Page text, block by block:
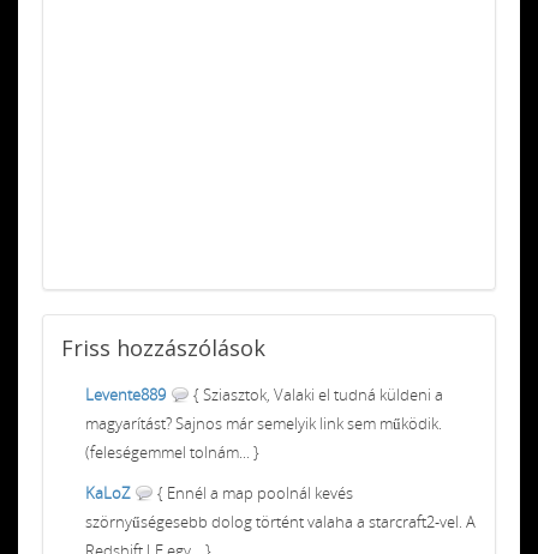
Friss hozzászólások
Levente889
{ Sziasztok, Valaki el tudná küldeni a
magyarítást? Sajnos már semelyik link sem működik.
(feleségemmel tolnám... }
KaLoZ
{ Ennél a map poolnál kevés
szörnyűségesebb dolog történt valaha a starcraft2-vel. A